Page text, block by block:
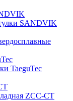
SANDVIK
TaeguTec
ZCC-CT